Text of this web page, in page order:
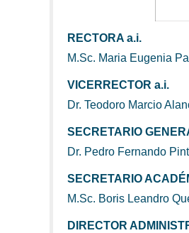
RECTORA a.i.
M.Sc. Maria Eugenia
VICERRECTOR a.i.
Dr. Teodoro Marcio
SECRETARIO
Dr. Pedro Fernando
SECRETARIO
M.Sc. Boris Leandro
DIRECTOR